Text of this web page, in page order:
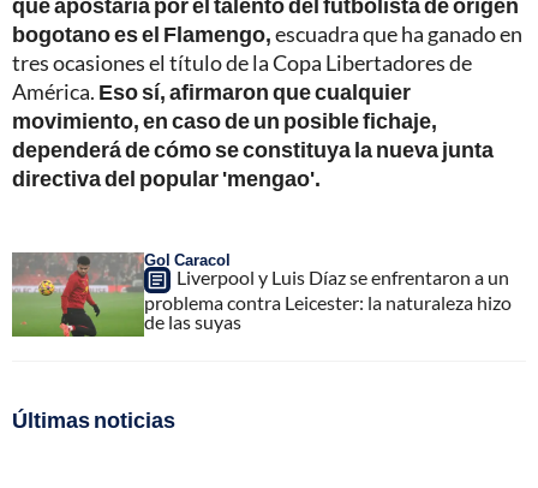
bogotano es el Flamengo,escuadra que ha ganado en
tres ocasiones el título de la Copa Libertadores de
América. Eso sí, afirmaron que cualquier
movimiento, en caso de un posible fichaje,
dependerá de cómo se constituya la nueva junta
directiva del popular 'mengao'.
Gol Caracol
Liverpool y Luis Díaz se enfrentaron a un
problema contra Leicester: la naturaleza hizo
de las suyas
Últimas noticias